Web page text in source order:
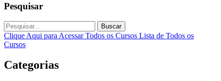
Pesquisar
Buscar
Clique Aqui para Acessar Todos os Cursos Lista de Todos os
Cursos
Categorias